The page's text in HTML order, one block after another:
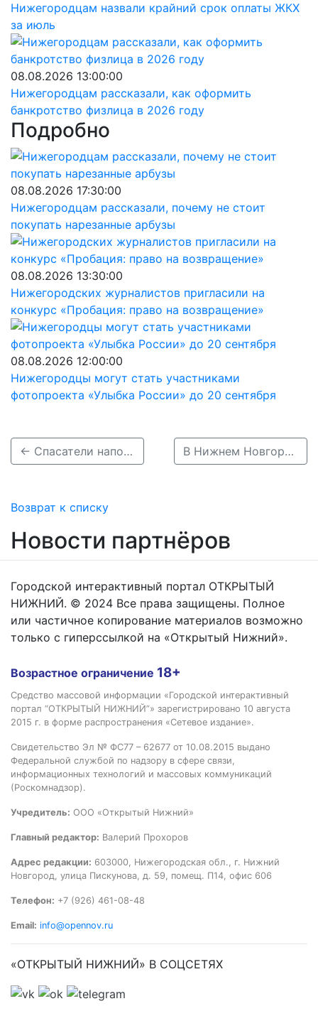
Нижегородцам назвали крайний срок оплаты ЖКХ
за июль
08.08.2026 13:00:00
Нижегородцам рассказали, как оформить
банкротство физлица в 2026 году
Подробно
08.08.2026 17:30:00
Нижегородцам рассказали, почему не стоит
покупать нарезанные арбузы
08.08.2026 13:30:00
Нижегородских журналистов пригласили на
конкурс «Пробация: право на возвращение»
08.08.2026 12:00:00
Нижегородцы могут стать участниками
фотопроекта «Улыбка России» до 20 сентября
← Спасатели напомнили нижегородцам правила безопасного отдыха у воды В Нижнем Новгороде супругам вручили медали «За любовь и верность» →
Возврат к списку
Новости партнёров
Городской интерактивный портал ОТКРЫТЫЙ
НИЖНИЙ. © 2024 Все права защищены. Полное
или частичное копирование материалов возможно
только с гиперссылкой на «Открытый Нижний».
Возрастное ограничение 18+
Средство массовой информации «Городской интерактивный
портал “ОТКРЫТЫЙ НИЖНИЙ”» зарегистрировано 10 августа
2015 г. в форме распространения «Сетевое издание».
Свидетельство Эл № ФС77 – 62677 от 10.08.2015 выдано
Федеральной службой по надзору в сфере связи,
информационных технологий и массовых коммуникаций
(Роскомнадзор).
Учредитель: ООО «Открытый Нижний»
Главный редактор: Валерий Прохоров
Адрес редакции: 603000, Нижегородская обл., г. Нижний
Новгород, улица Пискунова, д. 59, помещ. П14, офис 606
Телефон: +7 (926) 461-08-48
Email: info@opennov.ru
«ОТКРЫТЫЙ НИЖНИЙ» В СОЦСЕТЯХ